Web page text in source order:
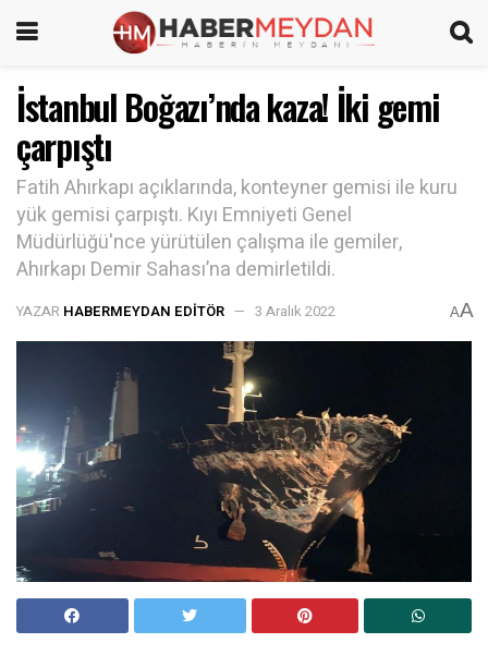
İstanbul Boğazı’nda kaza! İki gemi
çarpıştı
Fatih Ahırkapı açıklarında, konteyner gemisi ile kuru
yük gemisi çarpıştı. Kıyı Emniyeti Genel
Müdürlüğü'nce yürütülen çalışma ile gemiler,
Ahırkapı Demir Sahası’na demirletildi.
YAZAR HABERMEYDAN EDITÖR 3 Aralık 2022 AA